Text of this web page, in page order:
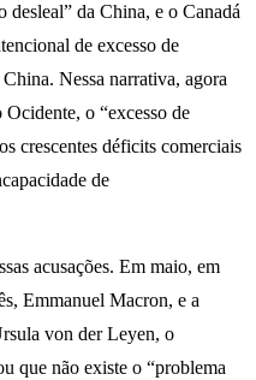
da China, e o Canadá
de excesso de
Nessa narrativa, agora
o “excesso de
crescentes déficits comerciais
de
acusações. Em maio, em
Emmanuel Macron, e a
von der Leyen, o
que não existe o “problema